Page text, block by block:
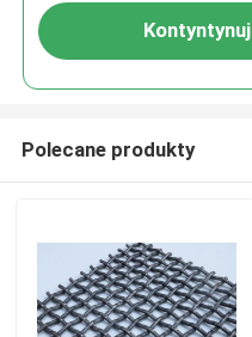
Kontyntynuj
Polecane produkty